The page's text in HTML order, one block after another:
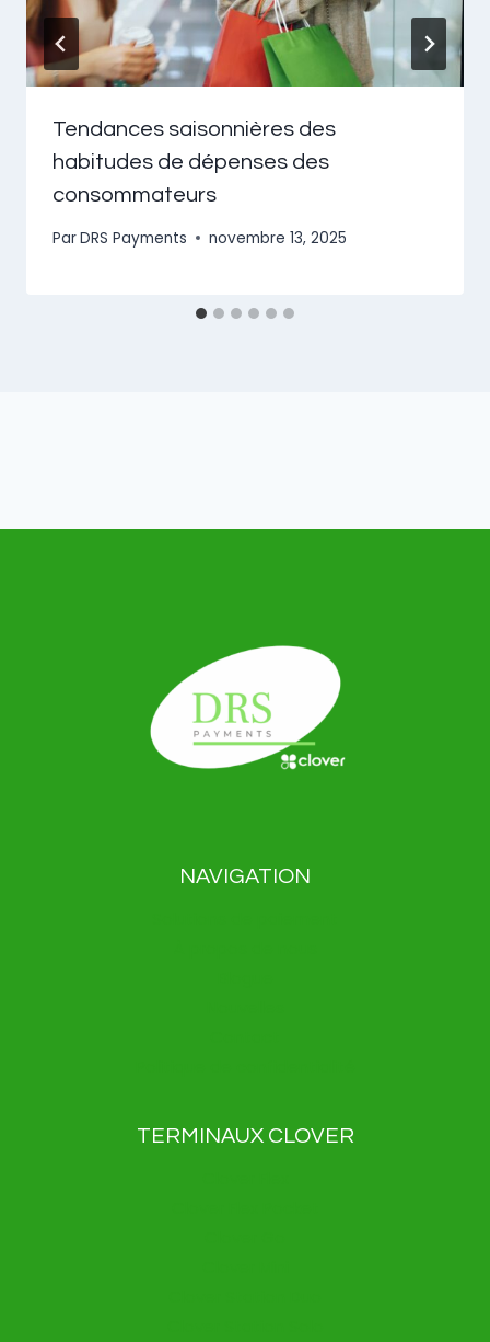
Tendances saisonnières des
habitudes de dépenses des
consommateurs
ParDRS Payments novembre 13, 2025
NAVIGATION
TERMINAUX CLOVER